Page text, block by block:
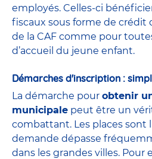
employés. Celles-ci
fiscaux sous forme de crédit
de la CAF comme pour
d’accueil du jeune enfant.
Démarches d'inscription :
La démarche pour obtenir
municipale peut être un
combattant. Les places sont
demande dépasse
dans les grandes villes. Pour